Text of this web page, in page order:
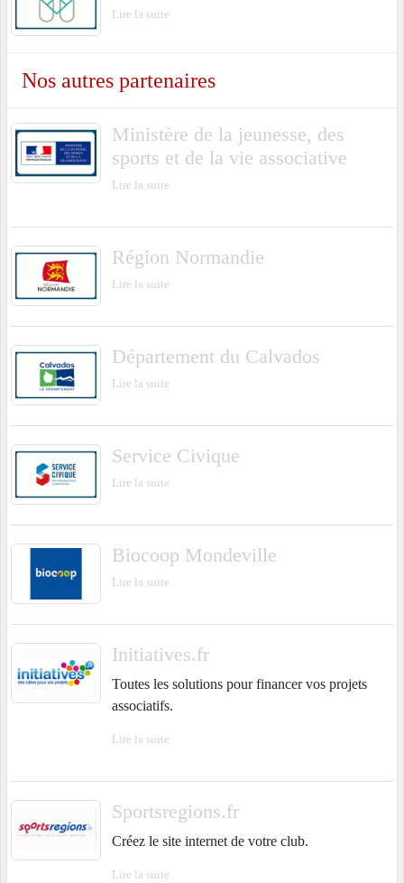
Lire la suite
Nos autres partenaires
Ministère de la jeunesse, des
sports et de la vie associative
Lire la suite
Région Normandie
Lire la suite
Département du Calvados
Lire la suite
Service Civique
Lire la suite
Biocoop Mondeville
Lire la suite
Initiatives.fr
Toutes les solutions pour financer vos projets
associatifs.
Lire la suite
Sportsregions.fr
Créez le site internet de votre club.
Lire la suite